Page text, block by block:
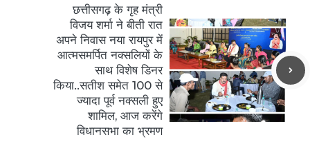
छत्तीसगढ़ के गृह मंत्री
विजय शर्मा ने बीती रात
अपने निवास नया रायपुर में
आत्मसमर्पित नक्सलियों के
साथ विशेष डिनर
किया..सतीश समेत 100 से
ज्यादा पूर्व नक्सली हुए
शामिल, आज करेंगे
विधानसभा का भ्रमण